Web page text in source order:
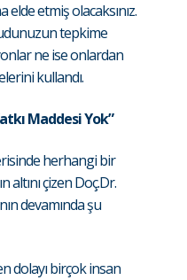
etmiş olacaksınız.
tepkime
ne ise onlardan
kullandı.
Maddesi Yok”
herhangi bir
altını çizen Doç.Dr.
devamında şu
dolayı birçok insan